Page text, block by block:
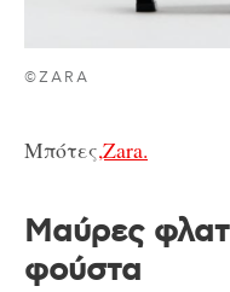
©ZARA
Μπότες,Zara.
Μαύρες φλατ
φούστα